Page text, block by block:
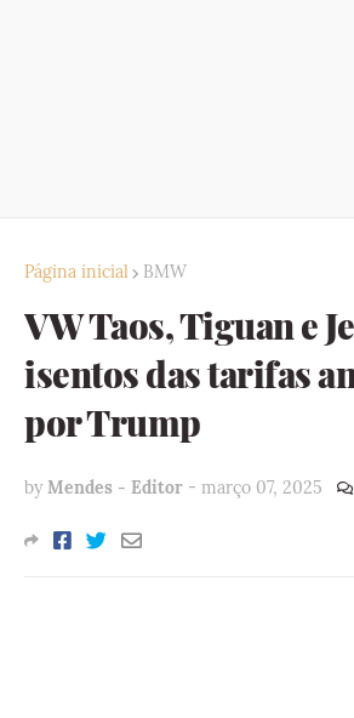
Página inicial BMW
VW Taos, Tiguan e
isentos das tarifas
por Trump
by Mendes - Editor - março 07, 2025